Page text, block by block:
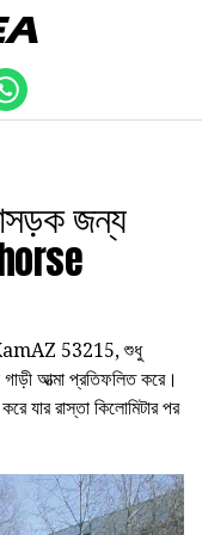
জন্য
KamAZ 53215, শুধু
আত্মা প্রতিফলিত করে।
রাস্তা কিলোমিটার পর